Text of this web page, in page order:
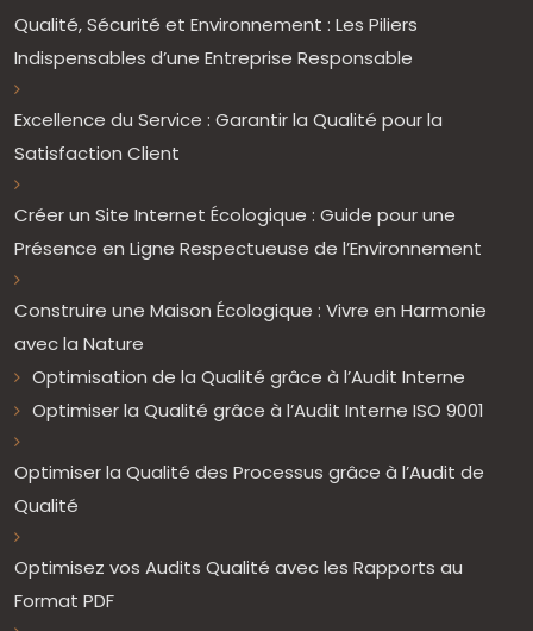
Qualité, Sécurité et Environnement : Les Piliers
Indispensables d’une Entreprise Responsable
Excellence du Service : Garantir la Qualité pour la
Satisfaction Client
Créer un Site Internet Écologique : Guide pour une
Présence en Ligne Respectueuse de l’Environnement
Construire une Maison Écologique : Vivre en Harmonie
avec la Nature
Optimisation de la Qualité grâce à l’Audit Interne
Optimiser la Qualité grâce à l’Audit Interne ISO 9001
Optimiser la Qualité des Processus grâce à l’Audit de
Qualité
Optimisez vos Audits Qualité avec les Rapports au
Format PDF